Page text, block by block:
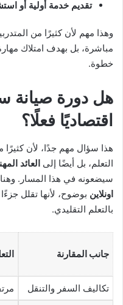
تقديم خدمة أولية أو
وهذا مهم لأن كثيرًا من
مباشرة، بل بهدف امتلاك
خطوة.
هل دورة صيانة
اقتصاديًا فعلًا؟
هذا سؤال مهم جدًا، لأن
التعلم، بل أيضًا إلى العائد
سيضعونه في هذا المسار.
اونلاين بوضوح، لأنها تقلل
بالتعلم التقليدي.
جانب المقارنة
تكاليف السفر والتنقل